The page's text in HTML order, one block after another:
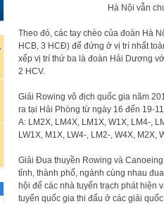
Hà Nội vẫn
Theo đó, các tay chèo của đoàn Hà
HCB, 3 HCĐ) để đứng ở vị trí nhất
xếp vị trí thứ ba là đoàn Hải Dương
2 HCV.
Giải Rowing vô địch quốc gia năm
ra tại Hải Phòng từ ngày 16 đến 19-
A: LM2X, LM4X, LM1X, W1X, LM4-,
LW1X, M1X, LW4-, LM2-, W4X, M2X,
Giải Đua thuyền Rowing và
tỉnh, thành phố, ngành cùng nhau
hội để các nhà tuyển trạch phát hiện
tuyển quốc gia thi đấu ở các giải